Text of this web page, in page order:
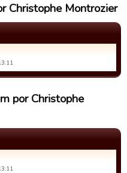
Christophe Montrozier
por Christophe